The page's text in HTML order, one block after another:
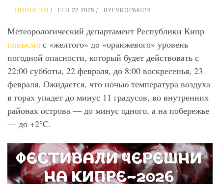
НОВОСТИ FEB 22 2025 BYEVROPAKIPR
Метеорологический департамент Республики Кипр
повысил с «желтого» до «оранжевого» уровень
погодной опасности, который будет действовать с
22:00 субботы, 22 февраля, до 8:00 воскресенья, 23
февраля. Ожидается, что ночью температура воздуха
в горах упадет до минус 11 градусов, во внутренних
районах острова — до минус одного, а на побережье
— до +2°C.